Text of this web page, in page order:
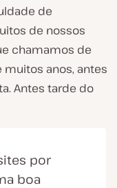
de
de nossos
chamamos de
muitos anos, antes
Antes tarde do
por
boa